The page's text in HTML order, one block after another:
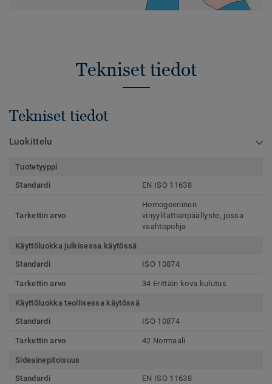
Tekniset tiedot
Tekniset tiedot
Luokittelu
Tuotetyyppi
Standardi
EN ISO 11638
Tarkettin arvo
Homogeeninen
vinyylilattianpäällyste, jossa
vaahtopohja
Käyttöluokka julkisessa käytössä
Standardi
ISO 10874
Tarkettin arvo 34 Erittäin kova kulutus
Käyttöluokka teollisessa käytössä
Standardi
ISO 10874
Tarkettin arvo 42 Normaali
Sideainepitoisuus
Standardi
EN ISO 11638